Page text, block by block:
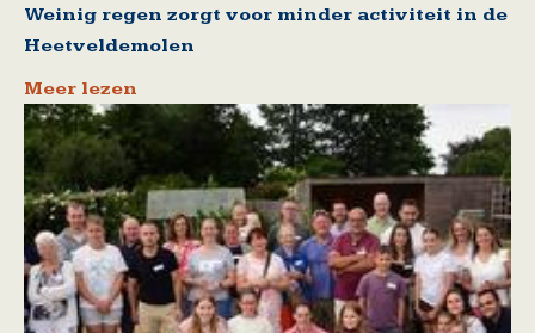
Weinig regen zorgt voor minder activiteit in de
Heetveldemolen
Meer lezen